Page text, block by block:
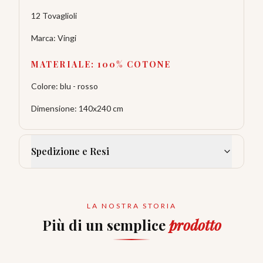
12 Tovaglioli
Marca: Vingi
MATERIALE: 100% COTONE
Colore: blu - rosso
Dimensione: 140x240 cm
Spedizione e Resi
LA NOSTRA STORIA
Più di un sempliceprodotto